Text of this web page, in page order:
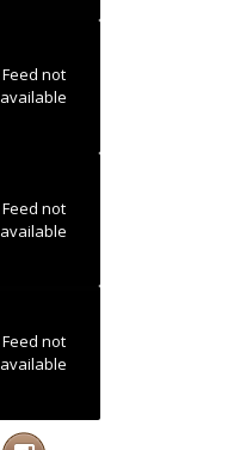
Feed not
available
Feed not
available
Feed not
available